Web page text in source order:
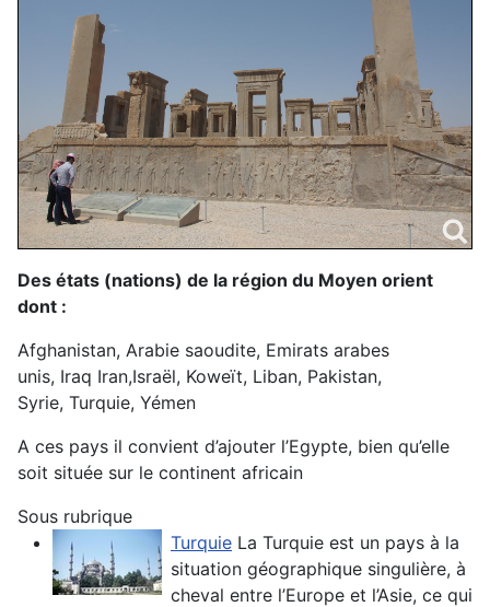
Des états (nations) de la région du Moyen orient
dont :
Afghanistan, Arabie saoudite, Emirats arabes
unis, Iraq Iran,Israël, Koweït, Liban, Pakistan,
Syrie, Turquie, Yémen
A ces pays il convient d’ajouter l’Egypte, bien qu’elle
soit située sur le continent africain
Sous rubrique
Turquie La Turquie est un pays à la
situation géographique singulière, à
cheval entre l’Europe et l’Asie, ce qui